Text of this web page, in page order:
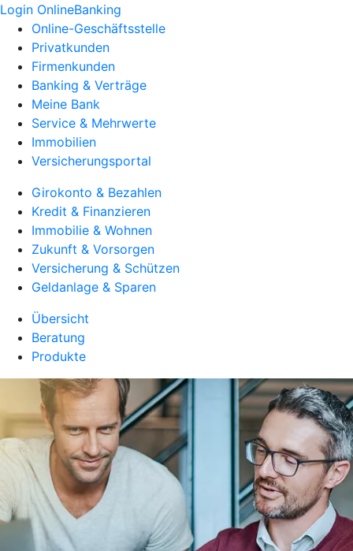
Login OnlineBanking
Online-Geschäftsstelle
Privatkunden
Firmenkunden
Banking & Verträge
Meine Bank
Service & Mehrwerte
Immobilien
Versicherungsportal
Girokonto & Bezahlen
Kredit & Finanzieren
Immobilie & Wohnen
Zukunft & Vorsorgen
Versicherung & Schützen
Geldanlage & Sparen
Übersicht
Beratung
Produkte